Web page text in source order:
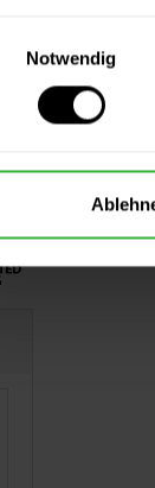
Notwendig